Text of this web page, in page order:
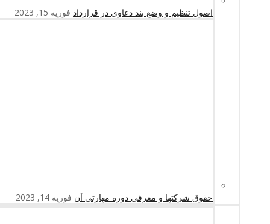
اصول تنظیم و وضع بند دعاوی در قرارداد فوریه 15, 2023
حقوق شرکتها و معرفی دوره مهارتی آن فوریه 14, 2023